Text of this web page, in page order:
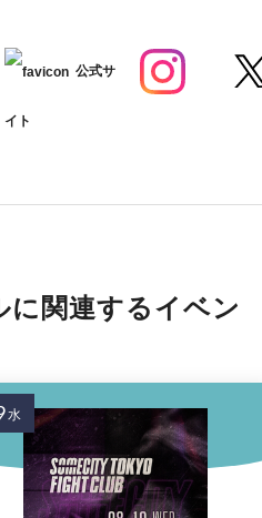
公式サ
イト
関連するイベン
水